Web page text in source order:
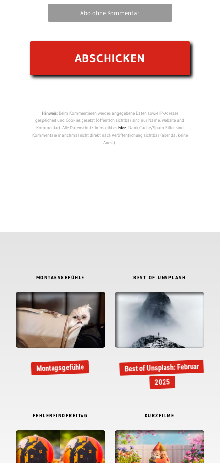
Abo ohne Kommentar
Hinweis:Beim Kommentieren werden angegebene Daten sowie IP-Adresse
gespeichert und Cookies gesetzt (öffentlich sichtbar sind nur Name, Website und
Kommentar). Alle Datenschutz-Infos gibt eshier. Dank Cache/Spam-Filter sind
Kommentare manchmal nicht direkt nach Veröffentlichung sichtbar (aber da, keine
Angst).
MONTAGSGEFÜHLE
Montagsgefühle
BEST OF UNSPLASH
Best of Unsplash: Februar
2025
FEHLERFINDFREITAG KURZFILME